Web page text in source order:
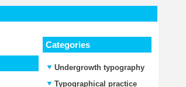
Categories
Undergrowth typography
Typographical practice